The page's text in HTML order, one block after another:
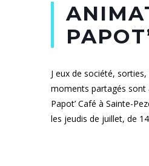
J eux de société,
moments partagés sont
Papot’ Café à Sainte-
les jeudis de juillet, de